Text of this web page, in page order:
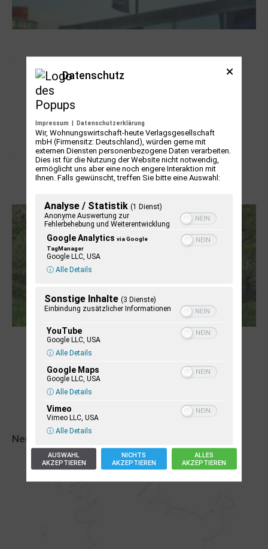
Robert Schads „Blickweit“: Linien im Land
der Horizonte
Neueste Veranstaltungseinträge
Datenschutz
Impressum | Datenschutzerklärung
Wir, Wohnungswirtschaft-heute Verlagsgesellschaft
mbH (Firmensitz: Deutschland), würden gerne mit
externen Diensten personenbezogene Daten verarbeiten.
Dies ist für die Nutzung der Website nicht notwendig,
ermöglicht uns aber eine noch engere Interaktion mit
Ihnen. Falls gewünscht, treffen Sie bitte eine Auswahl:
Analyse / Statistik (1 Dienst)
Anonyme Auswertung zur
Fehlerbehebung und Weiterentwicklung
Google Analytics via Google
TagManager
Google LLC, USA
ⓘ Alle Details
Sonstige Inhalte (3 Dienste)
Einbindung zusätzlicher Informationen
YouTube
Google LLC, USA
ⓘ Alle Details
Google Maps
Google LLC, USA
ⓘ Alle Details
Vimeo
Vimeo LLC, USA
ⓘ Alle Details
AUSWAHL
AKZEPTIEREN
NICHTS
AKZEPTIEREN
ALLES
AKZEPTIEREN